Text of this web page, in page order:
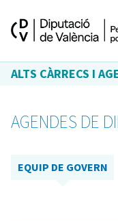
ALTS CÀRRECS I
AGENDES DE
EQUIP DE GOVERN